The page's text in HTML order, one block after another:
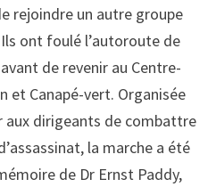
rejoindre un autre groupe
ont foulé l’autoroute de
de revenir au Centre-
et Canapé-vert. Organisée
dirigeants de combattre
la marche a été
de Dr Ernst Paddy,